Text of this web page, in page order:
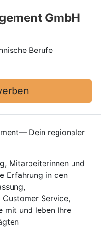
GmbH
Berufe
Dein regionaler
Mitarbeiterinnen und
Erfahrung in den
Service,
mit und leben Ihre